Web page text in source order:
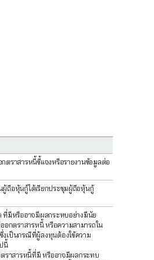
ตราสารหนี้ชี้แจงหรือรายงานข้อมูลต่อ
ถือหุ้นกู้ได้เรียกประชุมผู้ถือหุ้นกู้
ที่มีหรืออาจมีผลกระทบอย่างมีนัย
กตราสารหนี้ หรือความสามารถใน
งเป็นกรณีที่ผู้ลงทุนต้องใช้ความ
นี้
ราสารหนี้ที่มี หรืออาจมีผลกระทบ